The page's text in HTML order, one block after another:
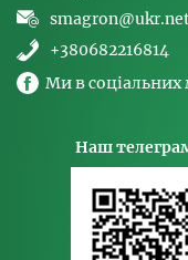
+380682216814
Ми в
Наш